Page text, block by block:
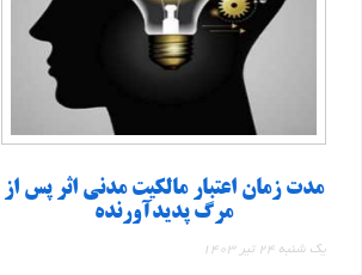
مدت زمان اعتبار مالکیت مدنی اثر پس از
مرگ پدیدآورنده
یک شنبه 24 تیر 1403